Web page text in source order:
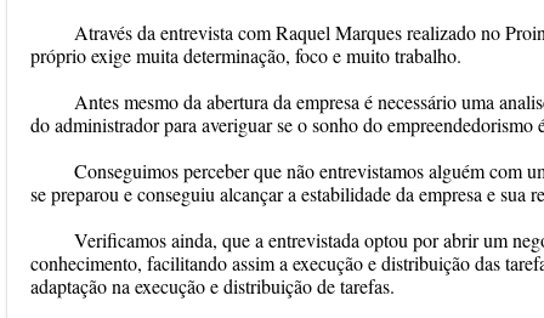
Através da entrevista com Raquel Marques realizado no
próprio exige muita determinação, foco e muito trabalho.
Antes mesmo da abertura da empresa é necessário uma
do administrador para averiguar se o sonho do empreendedorismo
Conseguimos perceber que não entrevistamos alguém com
se preparou e conseguiu alcançar a estabilidade da empresa e sua
Verificamos ainda, que a entrevistada optou por abrir um
conhecimento, facilitando assim a execução e distribuição das
adaptação na execução e distribuição de tarefas.